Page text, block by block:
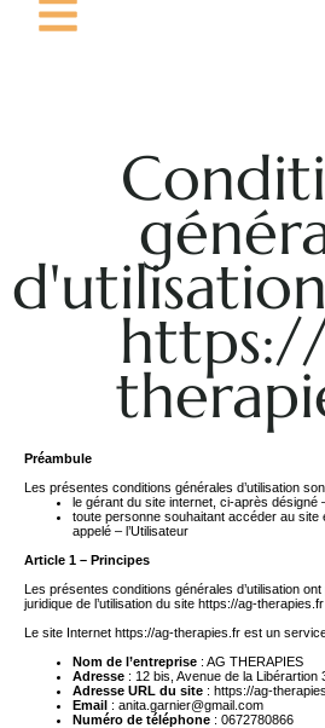
Préambule
Les présentes conditions générales d’utilisation
le gérant du site internet, ci-après désigné –
toute personne souhaitant accéder au
appelé – l’Utilisateur
Article 1 – Principes
Les présentes conditions générales d’utilisation ont
juridique de l’utilisation du site https://ag-therapies.fr
Le site Internet https://ag-therapies.fr est un
Nom de l’entreprise : AG THERAPIES
Adresse : 12 bis, Avenue de la Libérartion
Adresse URL du site : https://ag-
Email : anita.garnier@gmail.com
Numéro de téléphone : 0672780866